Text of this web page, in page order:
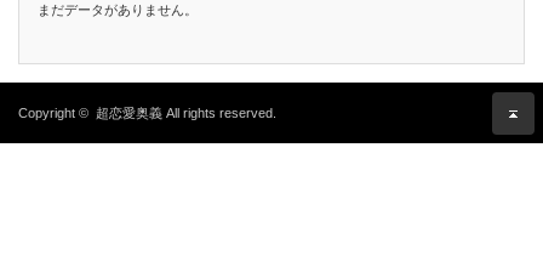
まだデータがありません。
Copyright © 超恋愛奥義 All rights reserved.